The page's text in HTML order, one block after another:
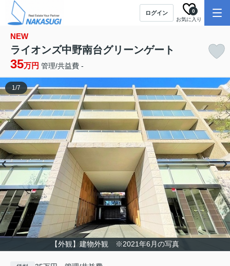
ログイン
お気に入り
0
NEW
ライオンズ中野南台グリーンゲート
35万円 管理/共益費 -
【外観】建物外観 ※2021年6月の写真
1/7